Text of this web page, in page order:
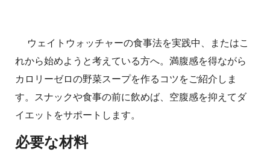
ウェイトウォッチャーの食事法を実践中、またはこ
れから始めようと考えている方へ。満腹感を得ながら
カロリーゼロの野菜スープを作るコツをご紹介しま
す。スナックや食事の前に飲めば、空腹感を抑えてダ
イエットをサポートします。
必要な材料